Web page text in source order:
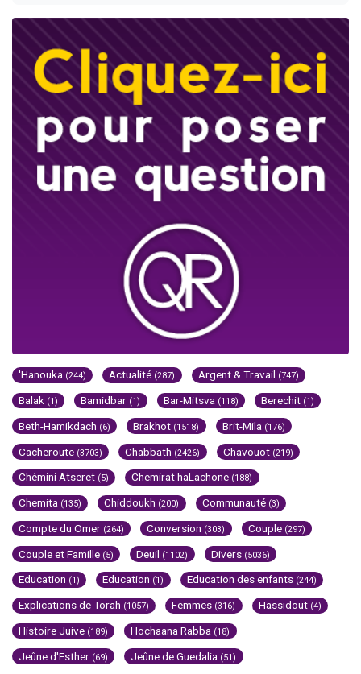
'Hanouka (244) Actualité (287) Argent & Travail (747)
Balak (1) Bamidbar (1) Bar-Mitsva (118) Berechit (1)
Beth-Hamikdach (6) Brakhot (1518) Brit-Mila (176)
Cacheroute (3703) Chabbath (2426) Chavouot (219)
Chémini Atseret (5) Chemirat haLachone (188)
Chemita (135) Chiddoukh (200) Communauté (3)
Compte du Omer (264) Conversion (303) Couple (297)
Couple et Famille (5) Deuil (1102) Divers (5036)
Education (1) Education (1) Education des enfants (244)
Explications de Torah (1057) Femmes (316) Hassidout (4)
Histoire Juive (189) Hochaana Rabba (18)
Jeûne d'Esther (69) Jeûne de Guedalia (51)